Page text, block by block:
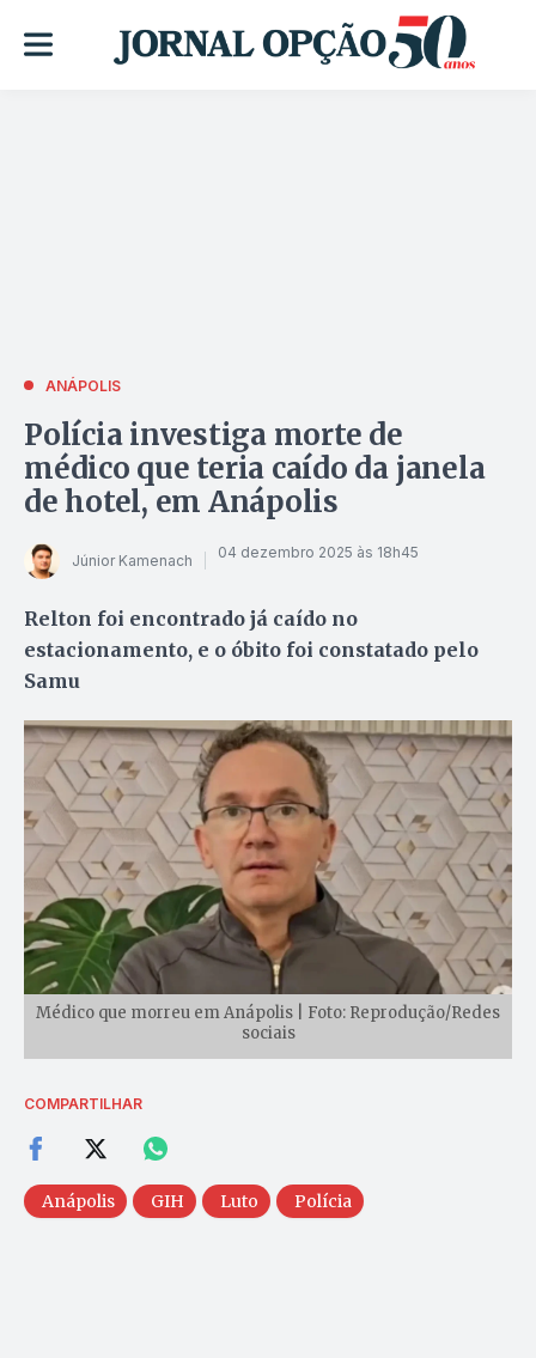
ANÁPOLIS
Polícia investiga morte de
médico que teria caído da janela
de hotel, em Anápolis
Júnior Kamenach 04 dezembro 2025 às 18h45
Relton foi encontrado já caído no
estacionamento, e o óbito foi constatado pelo
Samu
Médico que morreu em Anápolis | Foto: Reprodução/Redes
sociais
COMPARTILHAR
Anápolis GIH Luto Polícia